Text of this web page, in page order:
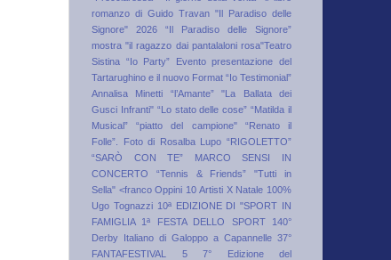
romanzo di Guido Travan "Il Paradiso delle
Signore" 2026
“Il Paradiso delle Signore”
mostra "il ragazzo dai pantalaloni rosa"Teatro
Sistina “Io Party” Evento presentazione del
Tartarughino e il nuovo Format “Io Testimonial”
Annalisa Minetti
“l’Amante”
"La Ballata dei
Gusci Infranti" “Lo stato delle cose” “Matilda il
Musical”
“piatto del campione"
“Renato il
Folle”. Foto di Rosalba Lupo “RIGOLETTO”
“SARÒ CON TE” MARCO SENSI IN
CONCERTO
“Tennis & Friends”
"Tutti in
Sella" <franco Oppini 10 Artisti X Natale 100%
Ugo Tognazzi 10ª EDIZIONE DI "SPORT IN
FAMIGLIA 1ª FESTA DELLO SPORT
140°
Derby Italiano di Galoppo a Capannelle 37°
FANTAFESTIVAL
5
7° Edizione del